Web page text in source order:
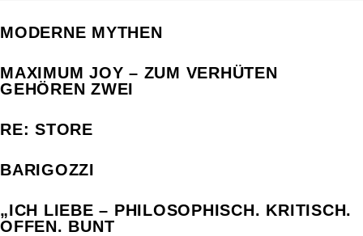
MODERNE MYTHEN
MAXIMUM JOY – ZUM VERHÜTEN
GEHÖREN ZWEI
RE: STORE
BARIGOZZI
„ICH LIEBE – PHILOSOPHISCH. KRITISCH.
OFFEN. BUNT